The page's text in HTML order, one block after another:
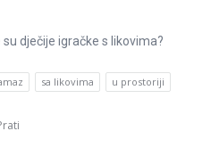
dječije igračke s likovima?
sa likovima u prostoriji